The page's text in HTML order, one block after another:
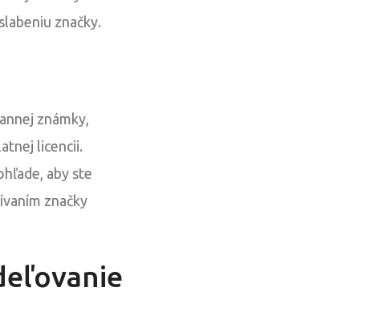
značky.
známky,
licencii.
aby ste
značky